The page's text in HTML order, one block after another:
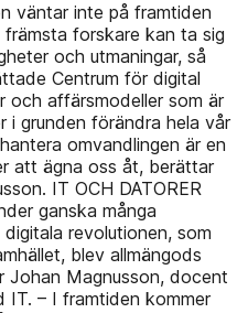
väntar inte på framtiden
främsta forskare kan ta sig
och utmaningar, så
Centrum för digital
och affärsmodeller som är
i grunden förändra hela vår
omvandlingen är en
att ägna oss åt, berättar
IT OCH DATORER
ganska många
revolutionen, som
blev allmängods
Johan Magnusson, docent
IT. – I framtiden kommer